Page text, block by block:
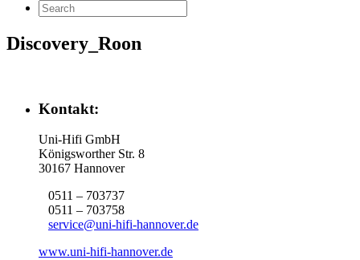
Discovery_Roon
Kontakt:
Uni-Hifi GmbH
Königsworther Str. 8
30167 Hannover
0511 – 703737
0511 – 703758
service@uni-hifi-hannover.de
www.uni-hifi-hannover.de